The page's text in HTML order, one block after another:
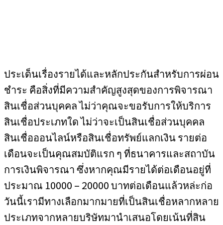
ประเด็นเรื่องรายได้และหลักประกันสำหรับการผ่อน
ชำระ คือสิ่งที่มีความสำคัญสูงสุดของการพิจารณา
สินเชื่อส่วนบุคคล ไม่ว่าคุณจะขอรับการให้บริการ
สินเชื่อประเภทใด ไม่ว่าจะเป็นสินเชื่อส่วนบุคคล
สินเชื่อออนไลน์หรือสินเชื่อทรัพย์แลกเงิน รายต่อ
เดือนจะเป็นคุณสมบัติแรก ๆ ที่ธนาคารและสถาบัน
การเงินพิจารณา ซึ่งหากคุณมีรายได้ต่อเดือนอยู่ที่
ประมาณ 10000 – 20000 บาทต่อเดือนแล้วหล่ะก่อ
วันนี้เรามีทางเลือกมากมายที่เป็นสินเชื่อหลากหลาย
ประเภทจากหลายบริษัทมานำเสนอโดยเน้นที่สิน